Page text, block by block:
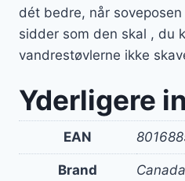
dét bedre, når
sidder som den skal , du
vandrestøvlerne ikke
Yderligere
EAN
Brand